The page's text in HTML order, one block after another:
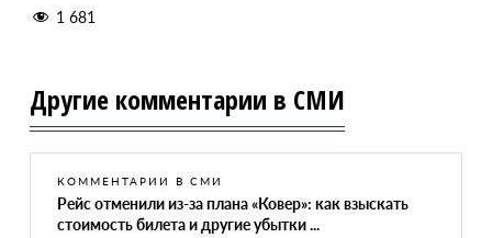
1 681
Другие комментарии в СМИ
КОММЕНТАРИИ В СМИ
Рейс отменили из-за плана «Ковер»: как взыскать
стоимость билета и другие убытки ...